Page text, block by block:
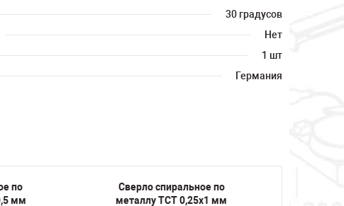
30 градусов
Нет
1 шт
Германия
по
мм
Сверло спиральное по
металлу TCT 0,25х1 мм